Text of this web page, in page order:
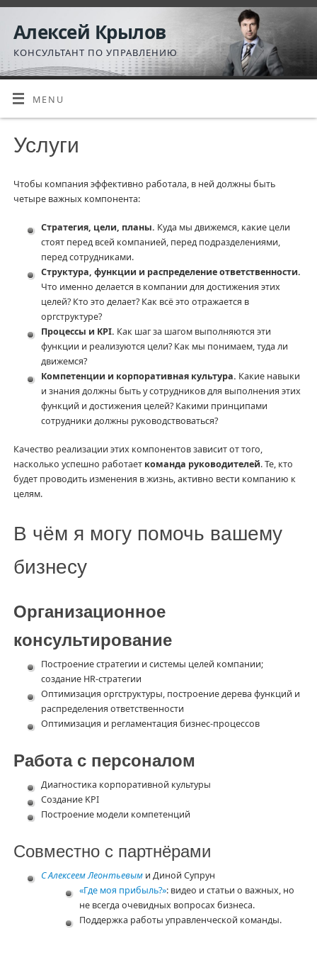
Алексей Крылов
КОНСУЛЬТАНТ ПО УПРАВЛЕНИЮ
MENU
Услуги
Чтобы компания эффективно работала, в ней должны быть
четыре важных компонента:
Стратегия, цели, планы. Куда мы движемся, какие цели
стоят перед всей компанией, перед подразделениями,
перед сотрудниками.
Структура, функции и распределение ответственности.
Что именно делается в компании для достижения этих
целей? Кто это делает? Как всё это отражается в
оргструктуре?
Процессы и KPI. Как шаг за шагом выполняются эти
функции и реализуются цели? Как мы понимаем, туда ли
движемся?
Компетенции и корпоративная культура. Какие навыки
и знания должны быть у сотрудников для выполнения этих
функций и достижения целей? Какими принципами
сотрудники должны руководствоваться?
Качество реализации этих компонентов зависит от того,
насколько успешно работает команда руководителей. Те, кто
будет проводить изменения в жизнь, активно вести компанию к
целям.
В чём я могу помочь вашему
бизнесу
Организационное
консультирование
Построение стратегии и системы целей компании;
создание HR-стратегии
Оптимизация оргструктуры, построение дерева функций и
распределения ответственности
Оптимизация и регламентация бизнес-процессов
Работа с персоналом
Диагностика корпоративной культуры
Создание KPI
Построение модели компетенций
Совместно с партнёрами
С Алексеем Леонтьевыми Диной Супрун
«Где моя прибыль?»: видео и статьи о важных, но
не всегда очевидных вопросах бизнеса.
Поддержка работы управленческой команды.